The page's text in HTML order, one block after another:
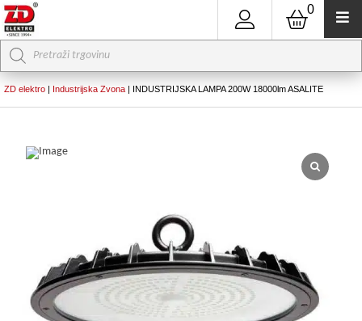
0
Products
search
ZD elektro | Industrijska Zvona | INDUSTRIJSKA LAMPA 200W 18000lm ASALITE